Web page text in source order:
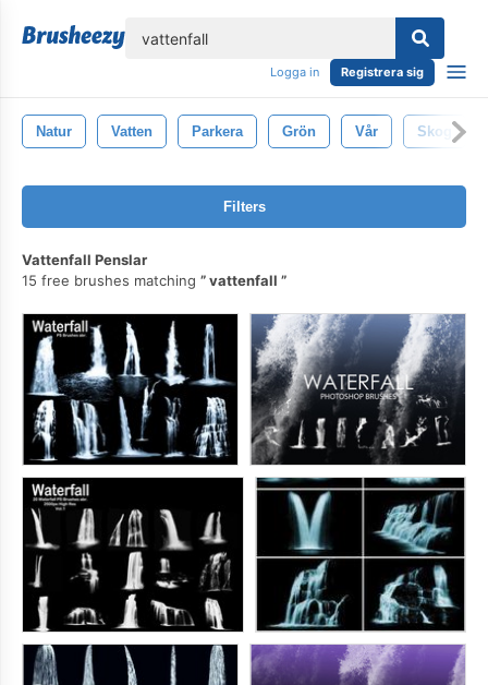
Logga in Registrera sig
Natur Vatten Parkera Grön Vår Skog
Filters
Vattenfall Penslar
15 free brushes matching
vattenfall